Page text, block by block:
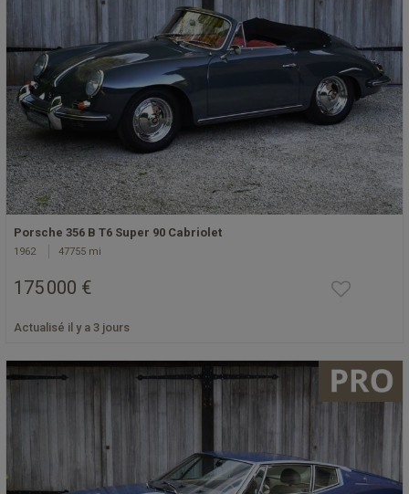
Porsche 356 B T6 Super 90 Cabriolet
1962 47755 mi
175 000 €
Actualisé il y a 3 jours